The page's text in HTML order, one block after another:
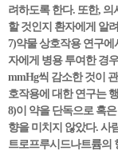
려하도록 한다. 또한,
할 것인지 환자에게 알
7)약물 상호작용 연구에
자에게 병용 투여한 경
mmHg씩 감소한 것이
호작용에 대한 연구는
8)이 약을 단독으로 혹
향을 미치지 않았다. 사
트로프루시드나트륨의